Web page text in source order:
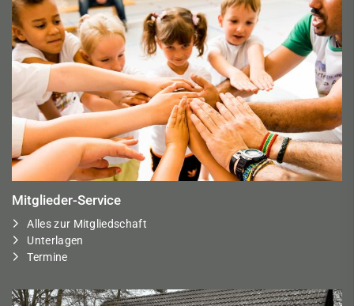
Mitglieder-Service
Alles zur Mitgliedschaft
Unterlagen
Termine